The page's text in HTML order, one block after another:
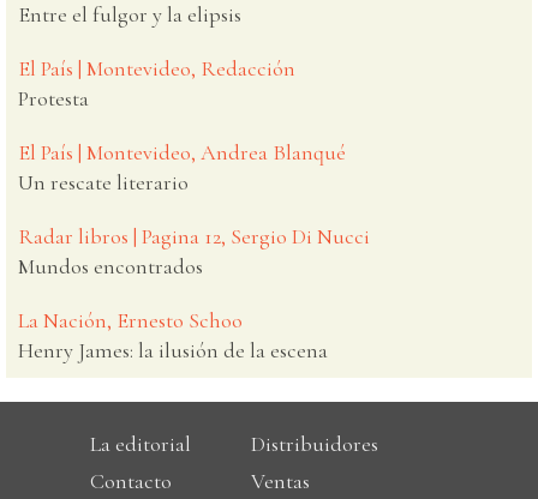
Entre el fulgor y la elipsis
El País | Montevideo, Redacción
Protesta
El País | Montevideo, Andrea Blanqué
Un rescate literario
Radar libros | Pagina 12, Sergio Di Nucci
Mundos encontrados
La Nación, Ernesto Schoo
Henry James: la ilusión de la escena
La editorial
Distribuidores
Contacto
Ventas